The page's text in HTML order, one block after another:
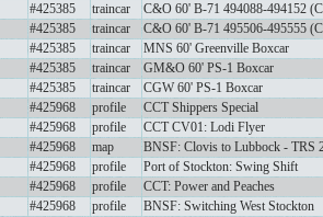
#425385 traincar
C&O 60' B-71 494088-494152
#425385 traincar
C&O 60' B-71 495506-495555
#425385 traincar
MNS 60' Greenville Boxcar
#425385 traincar
GM&O 60' PS-1 Boxcar
#425385 traincar
CGW 60' PS-1 Boxcar
#425968 profile
CCT Shippers Special
#425968 profile
CCT CV01: Lodi Flyer
#425968 map
BNSF: Clovis to Lubbock - TRS
#425968 profile
Port of Stockton: Swing Shift
#425968 profile
CCT: Power and Peaches
#425968 profile
BNSF: Switching West Stockton